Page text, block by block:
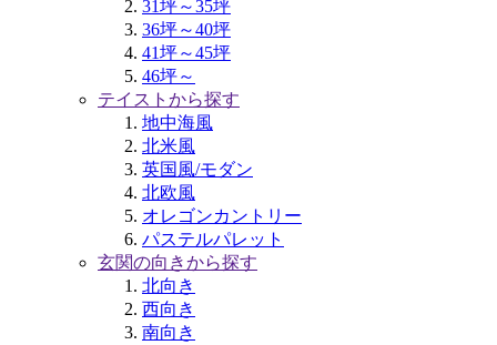
31坪～35坪
36坪～40坪
41坪～45坪
46坪～
テイストから探す
地中海風
北米風
英国風/モダン
北欧風
オレゴンカントリー
パステルパレット
玄関の向きから探す
北向き
西向き
南向き